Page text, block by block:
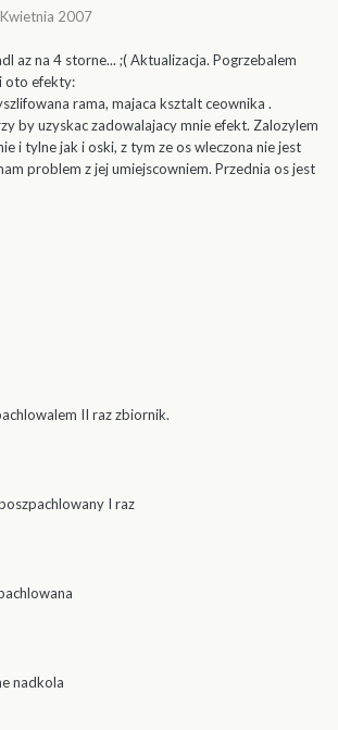
2007
az na 4 storne... ;( Aktualizacja. Pogrzebalem
oto efekty:
rama, majaca ksztalt ceownika .
by uzyskac zadowalajacy mnie efekt. Zalozylem
i tylne jak i oski, z tym ze os wleczona nie jest
problem z jej umiejscowniem. Przednia os jest
II raz zbiornik.
I raz
nadkola